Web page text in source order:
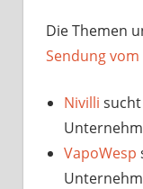
Die Themen
Sendung vom
Nivilli sucht
VapoWesp